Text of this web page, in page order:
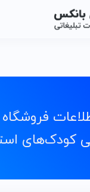
کودک‌های